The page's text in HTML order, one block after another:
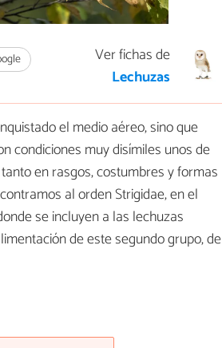
Ver fichas de
Lechuzas
el medio aéreo, sino que
condiciones muy disímiles unos de
en rasgos, costumbres y formas
al orden Strigidae, en el
se incluyen a las lechuzas
de este segundo grupo, de